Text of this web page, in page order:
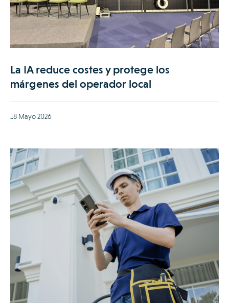
La IA reduce costes y protege los
márgenes del operador local
18 Mayo 2026